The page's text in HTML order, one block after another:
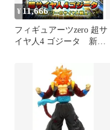
¥11,666
フィギュアーツzero 超サ
イヤ人4 ゴジータ 新品